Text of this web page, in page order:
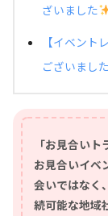
ざいました
【イベント
ございました
「お見合い
お見合いイベ
会いではなく
続可能な地域